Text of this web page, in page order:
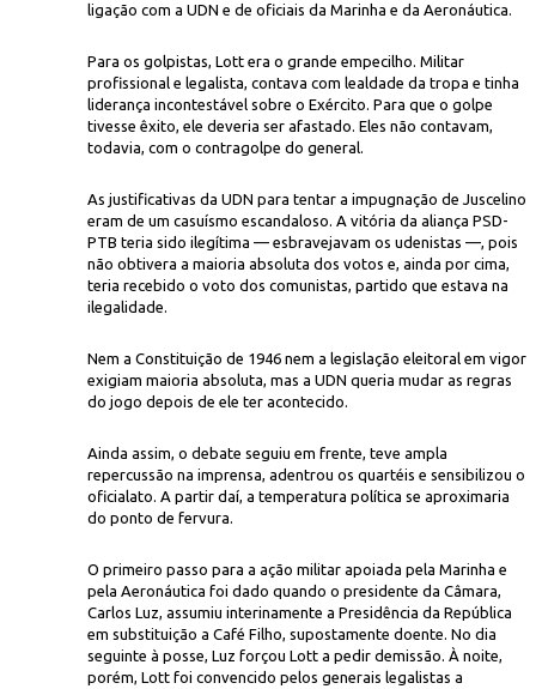
ligação com a UDN e de oficiais da Marinha e da Aeronáutica.
Para os golpistas, Lott era o grande empecilho. Militar
profissional e legalista, contava com lealdade da tropa e tinha
liderança incontestável sobre o Exército. Para que o golpe
tivesse êxito, ele deveria ser afastado. Eles não contavam,
todavia, com o contragolpe do general.
As justificativas da UDN para tentar a impugnação de Juscelino
eram de um casuísmo escandaloso. A vitória da aliança PSD-
PTB teria sido ilegítima — esbravejavam os udenistas —, pois
não obtivera a maioria absoluta dos votos e, ainda por cima,
teria recebido o voto dos comunistas, partido que estava na
ilegalidade.
Nem a Constituição de 1946 nem a legislação eleitoral em vigor
exigiam maioria absoluta, mas a UDN queria mudar as regras
do jogo depois de ele ter acontecido.
Ainda assim, o debate seguiu em frente, teve ampla
repercussão na imprensa, adentrou os quartéis e sensibilizou o
oficialato. A partir daí, a temperatura política se aproximaria
do ponto de fervura.
O primeiro passo para a ação militar apoiada pela Marinha e
pela Aeronáutica foi dado quando o presidente da Câmara,
Carlos Luz, assumiu interinamente a Presidência da República
em substituição a Café Filho, supostamente doente. No dia
seguinte à posse, Luz forçou Lott a pedir demissão. À noite,
porém, Lott foi convencido pelos generais legalistas a